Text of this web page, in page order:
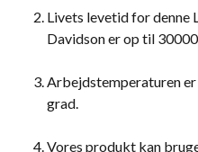
Livets levetid for
Davidson er op til
Arbejdstemperaturen
grad.
Vores produkt kan